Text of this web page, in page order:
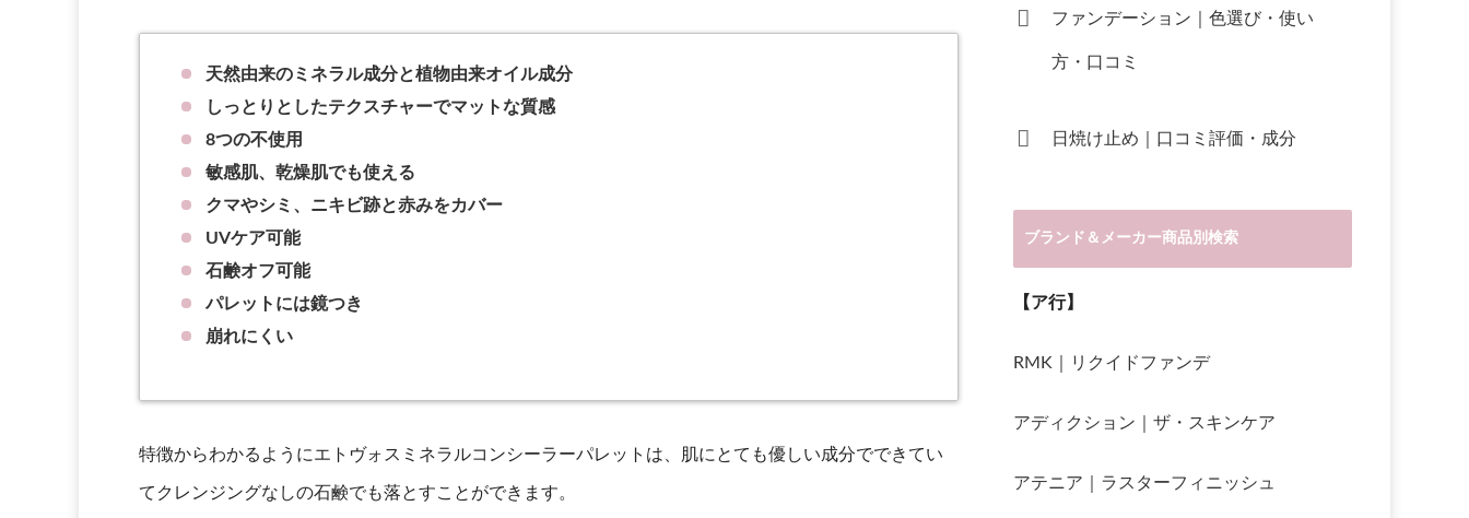
天然由来のミネラル成分と植物由来オイル成分
しっとりとしたテクスチャーでマットな質感
8つの不使用
敏感肌、乾燥肌でも使える
クマやシミ、ニキビ跡と赤みをカバー
UVケア可能
石鹸オフ可能
パレットには鏡つき
崩れにくい
特徴からわかるようにエトヴォスミネラルコンシーラーパレットは、肌にとても優しい成分でできてい
てクレンジングなしの石鹸でも落とすことができます。
ファンデーション｜色選び・使い
方・口コミ
日焼け止め｜口コミ評価・成分
ブランド＆メーカー商品別検索
【ア行】
RMK｜リクイドファンデ
アディクション｜ザ・スキンケア
アテニア｜ラスターフィニッシュ